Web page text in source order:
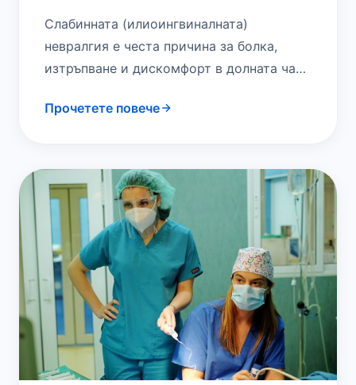
Слабинната (илиоингвиналната)
невралгия е честа причина за болка,
изтръпване и дискомфорт в долната част
Обикновено се причинява от…
Прочетете повече